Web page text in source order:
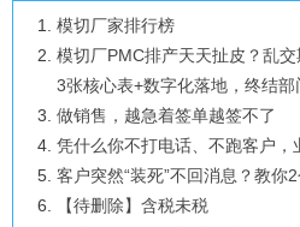
模切厂家排行榜
模切厂PMC排产天天扯皮？乱
3张核心表+数字化落地，终结部
做销售，越急着签单越签不了
凭什么你不打电话、不跑客户，
客户突然“装死”不回消息？教你
【待删除】含税未税